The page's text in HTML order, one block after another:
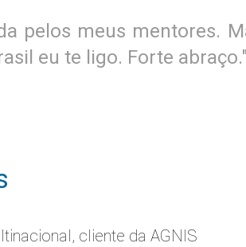
pelos meus mentores.
eu te ligo. Forte abraço."
cliente da AGNIS